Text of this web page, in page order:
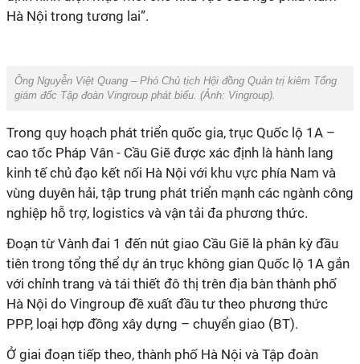
Hà Nội trong tương lai”.
Ông Nguyễn Việt Quang – Phó Chủ tịch Hội đồng Quản trị kiêm Tổng
giám đốc Tập đoàn Vingroup phát biểu. (Ảnh: Vingroup).
Trong quy hoạch phát triển quốc gia, trục Quốc lộ 1A –
cao tốc Pháp Vân - Cầu Giẽ được xác định là hành lang
kinh tế chủ đạo kết nối Hà Nội với khu vực phía Nam và
vùng duyên hải, tập trung phát triển mạnh các ngành công
nghiệp hỗ trợ, logistics và vận tải đa phương thức.
Đoạn từ Vành đai 1 đến nút giao Cầu Giẽ là phân kỳ đầu
tiên trong tổng thể dự án trục không gian Quốc lộ 1A gắn
với chỉnh trang và tái thiết đô thị trên địa bàn thành phố
Hà Nội do Vingroup đề xuất đầu tư theo phương thức
PPP, loại hợp đồng xây dựng – chuyển giao (BT).
Ở giai đoạn tiếp theo, thành phố Hà Nội và Tập đoàn